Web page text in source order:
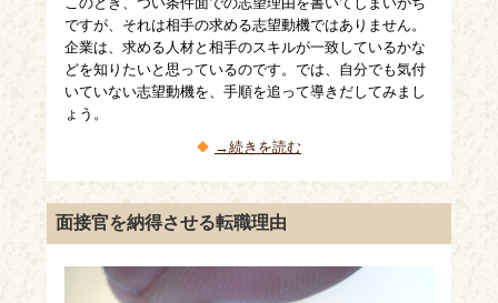
ですが、それは相手の求める志望動機ではありません。
企業は、求める人材と相手のスキルが一致しているかな
どを知りたいと思っているのです。では、自分でも気付
いていない志望動機を、手順を追って導きだしてみまし
ょう。
→続きを読む
面接官を納得させる転職理由